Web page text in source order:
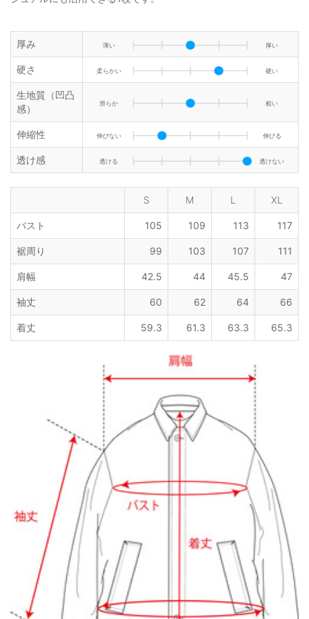
厚み 薄い 厚い
硬さ 柔らかい 硬い
生地質（凹凸
感）
滑らか 粗い
伸縮性 伸びない 伸びる
透け感 透ける 透けない
S M L XL
バスト 105 109 113 117
裾周り 99 103 107 111
肩幅 42.5 44 45.5 47
袖丈 60 62 64 66
着丈 59.3 61.3 63.3 65.3